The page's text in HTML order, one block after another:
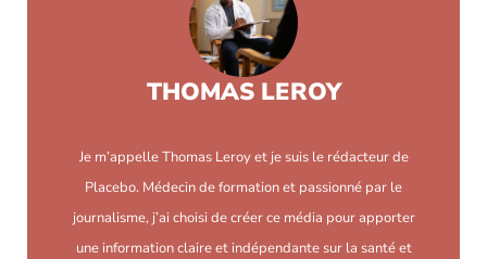
THOMAS LEROY
Je m’appelle Thomas Leroy et je suis le rédacteur de
Placebo. Médecin de formation et passionné par le
journalisme, j’ai choisi de créer ce média pour apporter
une information claire et indépendante sur la santé et